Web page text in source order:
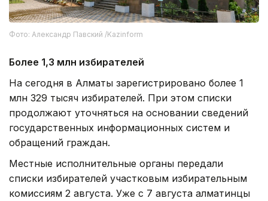
Фото: Александр Павский /Kazinform
Более 1,3 млн избирателей
На сегодня в Алматы зарегистрировано более 1
млн 329 тысяч избирателей. При этом списки
продолжают уточняться на основании сведений
государственных информационных систем и
обращений граждан.
Местные исполнительные органы передали
списки избирателей участковым избирательным
комиссиям 2 августа. Уже с 7 августа алматинцы